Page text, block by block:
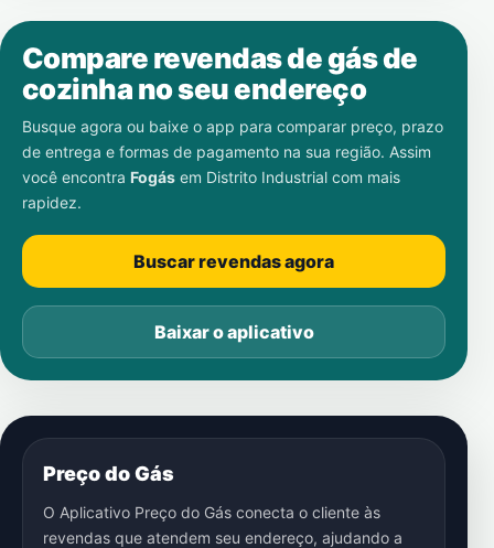
Compare revendas de gás de
cozinha no seu endereço
Busque agora ou baixe o app para comparar preço, prazo
de entrega e formas de pagamento na sua região. Assim
você encontra Fogás em Distrito Industrial com mais
rapidez.
Buscar revendas agora
Baixar o aplicativo
Preço do Gás
O Aplicativo Preço do Gás conecta o cliente às
revendas que atendem seu endereço, ajudando a